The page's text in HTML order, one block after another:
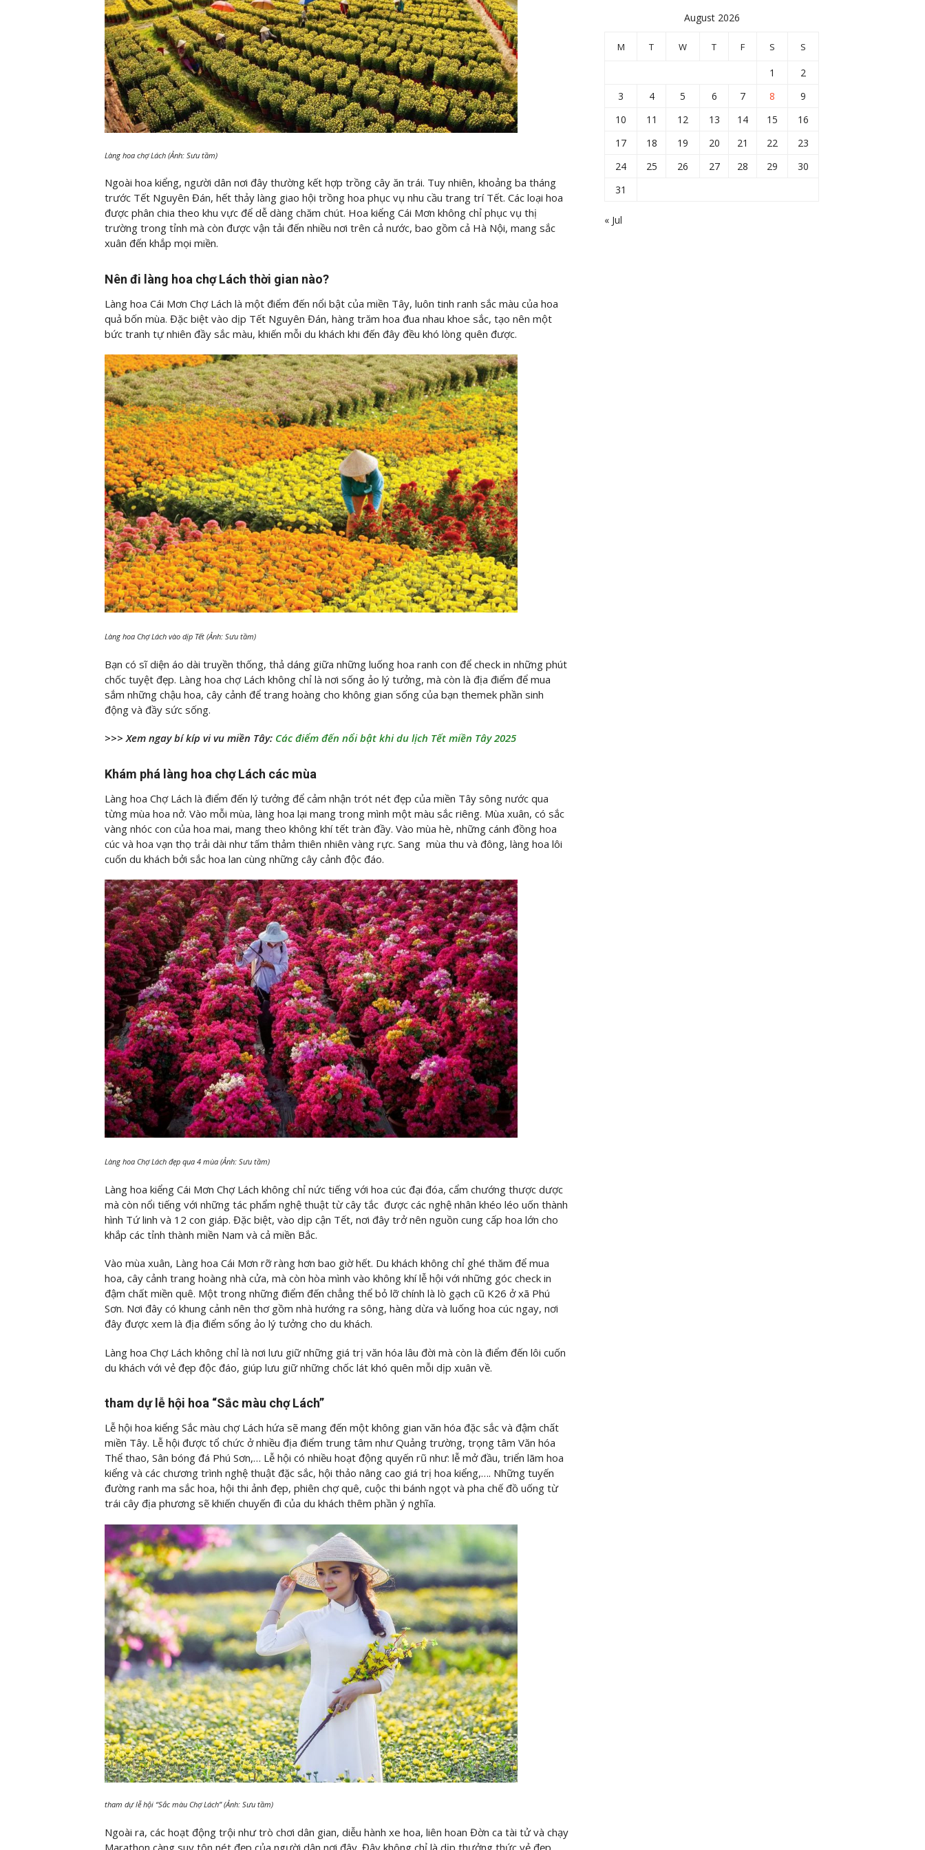
Làng hoa chợ Lách (Ảnh: Sưu tầm)
Ngoài hoa kiểng, người dân nơi đây thường kết hợp trồng cây ăn trái. Tuy nhiên, khoảng ba tháng
trước Tết Nguyên Đán, hết thảy làng giao hội trồng hoa phục vụ nhu cầu trang trí Tết. Các loại hoa
được phân chia theo khu vực để dễ dàng chăm chút. Hoa kiểng Cái Mơn không chỉ phục vụ thị
trường trong tỉnh mà còn được vận tải đến nhiều nơi trên cả nước, bao gồm cả Hà Nội, mang sắc
xuân đến khắp mọi miền.
Nên đi làng hoa chợ Lách thời gian nào?
Làng hoa Cái Mơn Chợ Lách là một điểm đến nổi bật của miền Tây, luôn tinh ranh sắc màu của hoa
quả bốn mùa. Đặc biệt vào dịp Tết Nguyên Đán, hàng trăm hoa đua nhau khoe sắc, tạo nên một
bức tranh tự nhiên đầy sắc màu, khiến mỗi du khách khi đến đây đều khó lòng quên được.
Làng hoa Chợ Lách vào dịp Tết (Ảnh: Sưu tầm)
Bạn có sĩ diện áo dài truyền thống, thả dáng giữa những luống hoa ranh con để check in những phút
chốc tuyệt đẹp. Làng hoa chợ Lách không chỉ là nơi sống ảo lý tưởng, mà còn là địa điểm để mua
sắm những chậu hoa, cây cảnh để trang hoàng cho không gian sống của bạn themek phần sinh
động và đầy sức sống.
>>> Xem ngay bí kíp vi vu miền Tây: Các điểm đến nổi bật khi du lịch Tết miền Tây 2025
Khám phá làng hoa chợ Lách các mùa
Làng hoa Chợ Lách là điểm đến lý tưởng để cảm nhận trót nét đẹp của miền Tây sông nước qua
từng mùa hoa nở. Vào mỗi mùa, làng hoa lại mang trong mình một màu sắc riêng. Mùa xuân, có sắc
vàng nhóc con của hoa mai, mang theo không khí tết tràn đầy. Vào mùa hè, những cánh đồng hoa
cúc và hoa vạn thọ trải dài như tấm thảm thiên nhiên vàng rực. Sang mùa thu và đông, làng hoa lôi
cuốn du khách bởi sắc hoa lan cùng những cây cảnh độc đáo.
Làng hoa Chợ Lách đẹp qua 4 mùa (Ảnh: Sưu tầm)
Làng hoa kiểng Cái Mơn Chợ Lách không chỉ nức tiếng với hoa cúc đại đóa, cẩm chướng thược dược
mà còn nổi tiếng với những tác phẩm nghệ thuật từ cây tắc được các nghệ nhân khéo léo uốn thành
hình Tứ linh và 12 con giáp. Đặc biệt, vào dịp cận Tết, nơi đây trở nên nguồn cung cấp hoa lớn cho
khắp các tỉnh thành miền Nam và cả miền Bắc.
Vào mùa xuân, Làng hoa Cái Mơn rỡ ràng hơn bao giờ hết. Du khách không chỉ ghé thăm để mua
hoa, cây cảnh trang hoàng nhà cửa, mà còn hòa mình vào không khí lễ hội với những góc check in
đậm chất miền quê. Một trong những điểm đến chẳng thể bỏ lỡ chính là lò gạch cũ K26 ở xã Phú
Sơn. Nơi đây có khung cảnh nên thơ gồm nhà hướng ra sông, hàng dừa và luống hoa cúc ngay, nơi
đây được xem là địa điểm sống ảo lý tưởng cho du khách.
Làng hoa Chợ Lách không chỉ là nơi lưu giữ những giá trị văn hóa lâu đời mà còn là điểm đến lôi cuốn
du khách với vẻ đẹp độc đáo, giúp lưu giữ những chốc lát khó quên mỗi dịp xuân về.
tham dự lễ hội hoa “Sắc màu chợ Lách”
Lễ hội hoa kiểng Sắc màu chợ Lách hứa sẽ mang đến một không gian văn hóa đặc sắc và đậm chất
miền Tây. Lễ hội được tổ chức ở nhiều địa điểm trung tâm như Quảng trường, trọng tâm Văn hóa
Thể thao, Sân bóng đá Phú Sơn,… Lễ hội có nhiều hoạt động quyến rũ như: lễ mở đầu, triển lãm hoa
kiểng và các chương trình nghệ thuật đặc sắc, hội thảo nâng cao giá trị hoa kiểng,…. Những tuyến
đường ranh ma sắc hoa, hội thi ảnh đẹp, phiên chợ quê, cuộc thi bánh ngọt và pha chế đồ uống từ
trái cây địa phương sẽ khiến chuyến đi của du khách thêm phần ý nghĩa.
tham dự lễ hội “Sắc màu Chợ Lách” (Ảnh: Sưu tầm)
Ngoài ra, các hoạt động trội như trò chơi dân gian, diễu hành xe hoa, liên hoan Đờn ca tài tử và chạy
Marathon càng suy tôn nét đẹp của người dân nơi đây. Đây không chỉ là dịp thưởng thức vẻ đẹp
August 2026
M T W T F S S
1
2
3
4 5 6 7 8
9
10
11 12 13 14 15
16
17
18 19 20 21 22
23
24
25 26 27 28 29
30
31
« Jul